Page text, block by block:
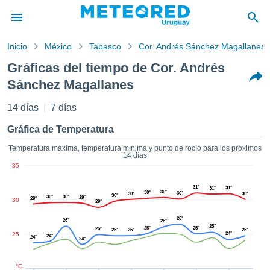
de
por
que la
calidad.
a este
digital
basada
Inicio México Tabasco Cor. Andrés Sánchez Magallanes
Gráficas del tiempo de Cor. Andrés
Sánchez Magallanes
14 días 7 días
Gráfica de Temperatura
Temperatura máxima, temperatura mínima y punto de rocío para los próximos
14 días
25
30
35
°C
29° 30° 30° 29°
29°
30° 30° 30° 30° 30°
31° 31°
31°
30°
24° 24°
26°
24°
25° 25° 25° 25°
26°
26°
25°
25°
24°
25°